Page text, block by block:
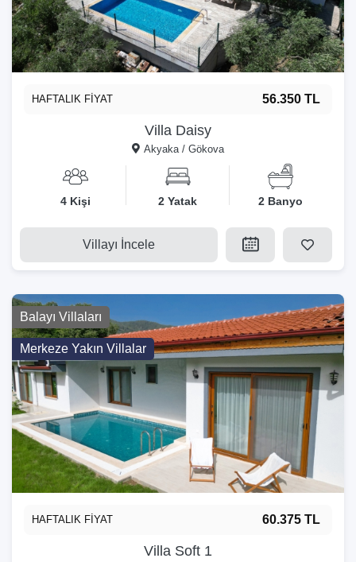
Villa Daisy
Akyaka / Gökova
HAFTALIK FİYAT 56.350 TL
4 Kişi 2 Yatak 2 Banyo
Villayı İncele
Balayı Villaları
Merkeze Yakın Villalar
Villa Soft 1
HAFTALIK FİYAT 60.375 TL